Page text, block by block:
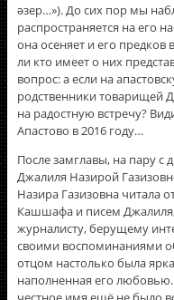
әзер…»). До сих пор мы
распространяется на его
она осеняет и его предков
ли кто имеет о них
вопрос: а если на
родственники товарищей
на радостную встречу?
Апастово в 2016 году…
После замглавы, на пару с
Джалиля Назирой
Назира Газизовна читала
Кашшафа и писем
журналисту, берущему
своими воспоминаниями
отцом настолько была
наполненная его